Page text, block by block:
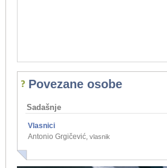
Povezane osobe
Sadašnje
Vlasnici
Antonio Grgičević, vlasnik